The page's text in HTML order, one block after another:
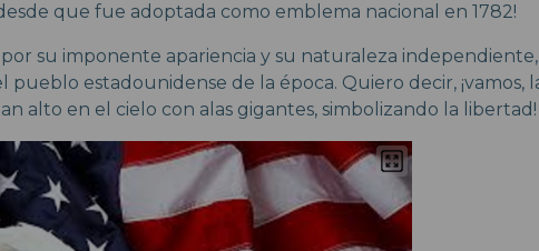
que fue adoptada como emblema nacional en 1782!
su imponente apariencia y su naturaleza independiente,
estadounidense de la época. Quiero decir, ¡vamos,
alto en el cielo con alas gigantes, simbolizando la libertad!